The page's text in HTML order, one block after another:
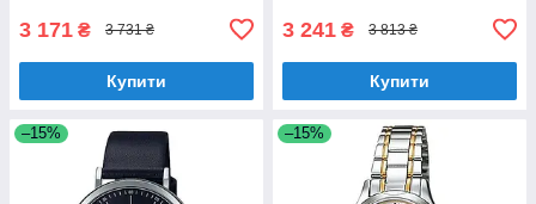
3 171 ₴ 3 731 ₴
Купити
3 241 ₴ 3 813 ₴
Купити
–15% –15%